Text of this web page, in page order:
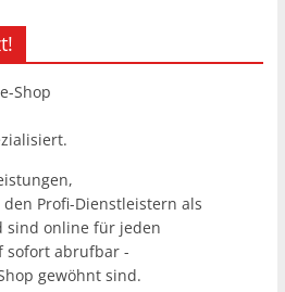
Shop
Profi-Dienstleistern als
sind online für jeden
sofort abrufbar -
gewöhnt sind.